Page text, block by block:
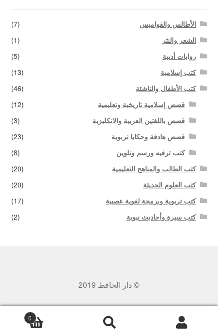
الأطالس والقواميس
(7)
الشعر والنثر
(1)
روايات أدبية
(5)
كتب إسلامية
(13)
كتب الأطفال والناشئة
(46)
قصص إسلامية تاريخية وتعليمية
(12)
قصص باللغتين العربية والانكليزية
(3)
قصص هادفة وحكايا تربوية
(23)
كتب ترفيه ورسم وتلوين
(8)
كتب الطالب والمناهج التعليمية
(20)
كتب العلوم الحديثة
(20)
كتب تربوية وبرمجة لغوية عصبية
(17)
كتب سيرة وأحاديث نبوية
(2)
© دار الحافظ 2019
0